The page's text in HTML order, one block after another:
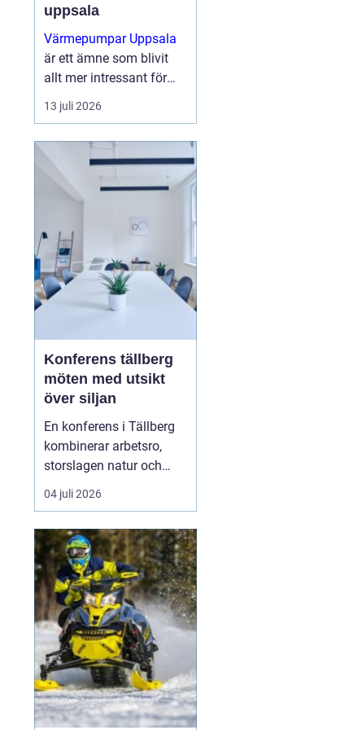
uppsala
Värmepumpar Uppsala
är ett ämne som blivit
allt mer intressant för
villaägare,
bostadsrättsföreningar
fastighetsägare som vill
sänka sina
energikostnader och
13 juli 2026
Konferens tällberg
möten med utsikt
över siljan
En konferens i Tällberg
kombinerar arbetsro,
storslagen natur och
genuin dalakultur. Här
möts grupper som vill ha
standardlokal med
projektor och block.
Läget vid Siljan, de
klassiska trähusen och
den stilla bymiljön
skapar en inramnin...
04 juli 2026